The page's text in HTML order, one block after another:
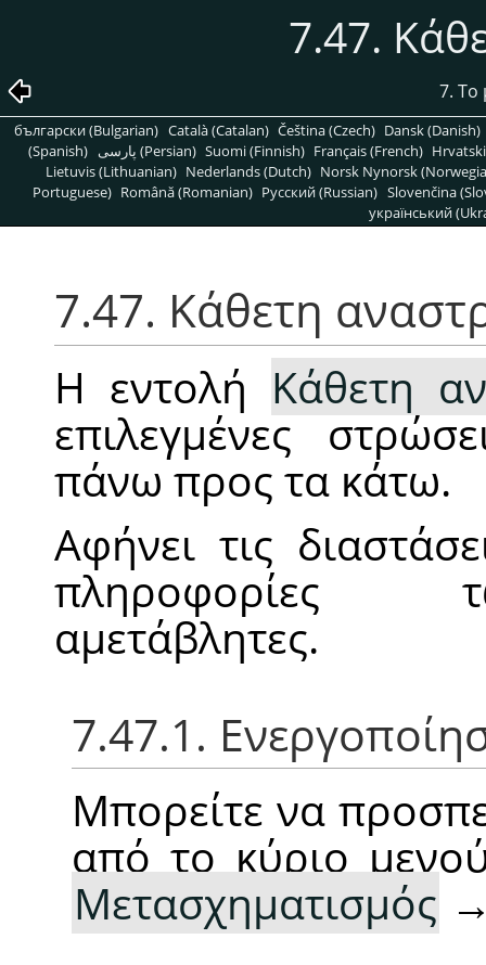
7.47.
7. Το
български (Bulgarian) Català (Catalan) Čeština (Czech) Dansk (Danish)
(Spanish)
پارسی (Persian) Suomi (Finnish) Français (French)
Lietuvis (Lithuanian) Nederlands (Dutch) Norsk Nynorsk
Portuguese) Română (Romanian) Pусский (Russian) Slovenčina
український
7.47. Κάθετη
Η εντολή Κάθετη
επιλεγμένες
πάνω προς τα κάτω.
Αφήνει τις
πληροφορίες
αμετάβλητες.
7.47.1.
Μπορείτε να
από το κύριο
Μετασχηματισμός